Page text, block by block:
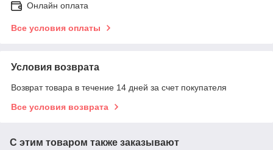
Онлайн оплата
Все условия оплаты
Условия возврата
Возврат товара в течение 14 дней за счет покупателя
Все условия возврата
С этим товаром также заказывают